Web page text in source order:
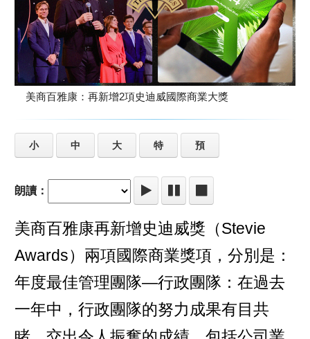
美商百雅康：再新增2項史迪威國際商業大獎
小 中 大 特 預
朗讀：
美商百雅康再新增史迪威獎（Stevie
Awards）兩項國際商業獎項，分別是：
年度最佳管理團隊—行政團隊：在過去
一年中，行政團隊的努力成果有目共